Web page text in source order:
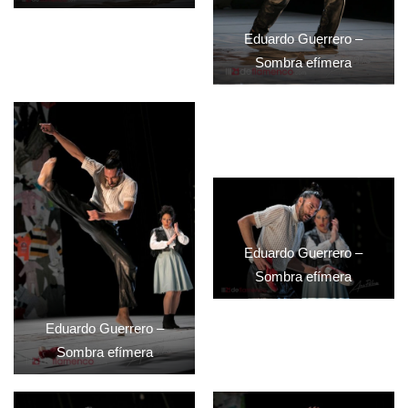
Eduardo Guerrero –
Sombra efímera
Eduardo Guerrero –
Sombra efímera
Eduardo Guerrero –
Sombra efímera